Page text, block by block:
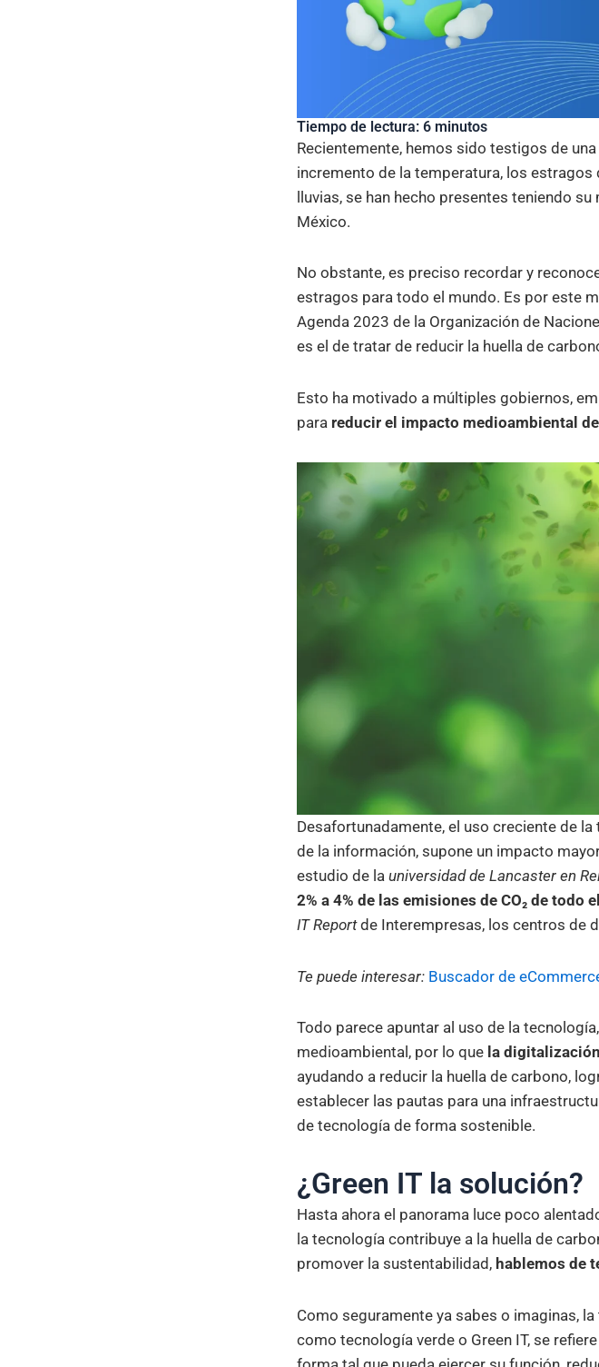
Tiempo de lectura: 6 minutos
Recientemente, hemos sido testigos de
incremento de la temperatura, los
lluvias, se han hecho presentes teniendo
México.
No obstante, es preciso recordar y
estragos para todo el mundo. Es por este
Agenda 2023 de la Organización de
es el de tratar de reducir la huella de
Esto ha motivado a múltiples gobiernos,
para reducir el impacto medioambiental
Desafortunadamente, el uso creciente de
de la información, supone un impacto
estudio de la universidad de Lancaster en
2% a 4% de las emisiones de CO₂ de todo
IT Reportde Interempresas, los centros de
Te puede interesar: Buscador de
Todo parece apuntar al uso de la
medioambiental, por lo que la
ayudando a reducir la huella de carbono,
establecer las pautas para una
de tecnología de forma sostenible.
¿Green IT la solución?
Hasta ahora el panorama luce poco
la tecnología contribuye a la huella de
promover la sustentabilidad, hablemos de
Como seguramente ya sabes o imaginas,
como tecnología verde o Green IT, se